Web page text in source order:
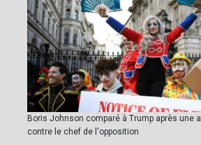
Boris Johnson comparé à Trump après une
contre le chef de l'opposition